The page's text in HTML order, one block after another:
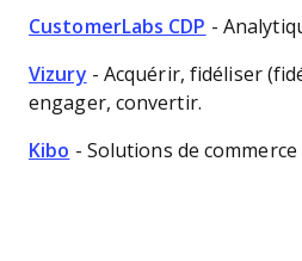
CustomerLabs CDP -
Vizury - Acquérir, fidéliser
engager, convertir.
Kibo - Solutions de commerce